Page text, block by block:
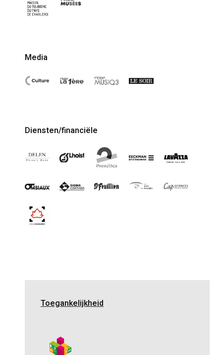
Media
Diensten/financiële
Toegankelijkheid